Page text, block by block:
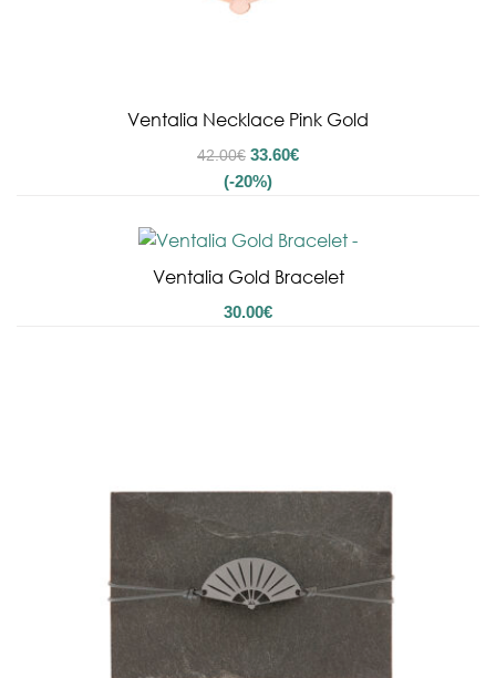
Ventalia Necklace Pink Gold
42.00€ 33.60€
(-20%)
Ventalia Gold Bracelet
30.00€